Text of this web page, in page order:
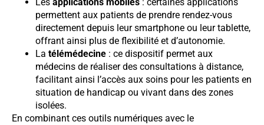
permettent aux patients de prendre rendez-vous
directement depuis leur smartphone ou leur tablette,
offrant ainsi plus de flexibilité et d’autonomie.
La télémédecine : ce dispositif permet aux
médecins de réaliser des consultations à distance,
facilitant ainsi l’accès aux soins pour les patients en
situation de handicap ou vivant dans des zones
isolées.
En combinant ces outils numériques avec le